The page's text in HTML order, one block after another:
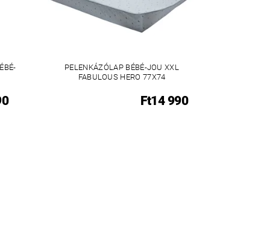
PELENKÁZÓLAP BÉBÉ-JOU XXL
FABULOUS HERO 77X74
Ft14 990